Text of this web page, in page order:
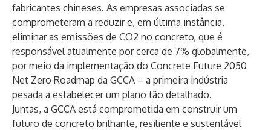
fabricantes chineses. As empresas associadas se
comprometeram a reduzir e, em última instância,
eliminar as emissões de CO2 no concreto, que é
responsável atualmente por cerca de 7% globalmente,
por meio da implementação do Concrete Future 2050
Net Zero Roadmap da GCCA – a primeira indústria
pesada a estabelecer um plano tão detalhado.
Juntas, a GCCA está comprometida em construir um
futuro de concreto brilhante, resiliente e sustentável